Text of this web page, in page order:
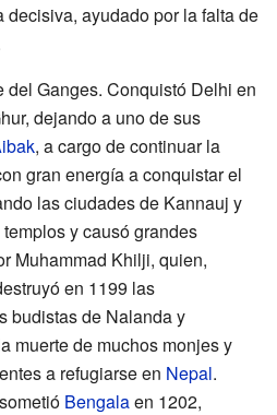
decisiva, ayudado por la falta de
del Ganges. Conquistó Delhi en
dejando a uno de sus
, a cargo de continuar la
gran energía a conquistar el
las ciudades de Kannauj y
y causó grandes
Muhammad Khilji, quien,
en 1199 las
budistas de Nalanda y
muerte de muchos monjes y
a refugiarse en Nepal.
Bengalaen 1202,